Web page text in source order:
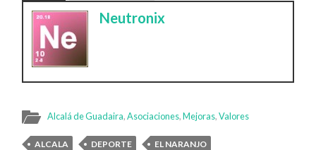
Neutronix
Alcalá de Guadaira,Asociaciones,Mejoras,Valores
ALCALA DEPORTE
EL NARANJO